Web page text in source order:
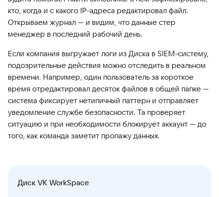
кто, когда и с какого IP-адреса редактировал файл.
Открываем журнал — и видим, что данные стер
менеджер в последний рабочий день.
Если компания выгружает логи из Диска в SIEM-систему,
подозрительные действия можно отследить в реальном
времени. Например, один пользователь за короткое
время отредактировал десяток файлов в общей папке —
система фиксирует нетипичный паттерн и отправляет
уведомление службе безопасности. Та проверяет
ситуацию и при необходимости блокирует аккаунт — до
того, как команда заметит пропажу данных.
Диск VK WorkSpace